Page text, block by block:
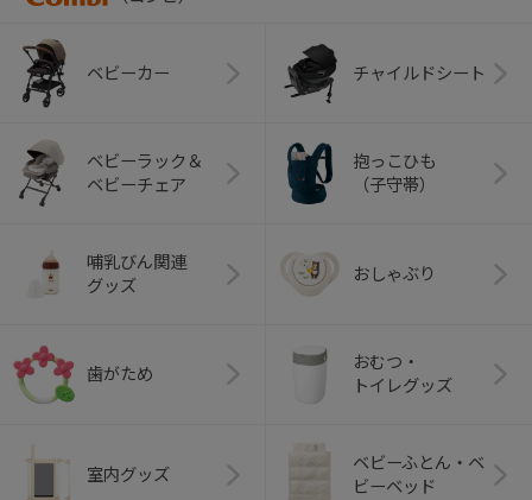
ベビーカー チャイルドシート
ベビーラック＆
ベビーチェア
抱っこひも
（子守帯）
哺乳びん関連
グッズ
おしゃぶり
歯がため
おむつ・
トイレグッズ
室内グッズ
ベビーふとん・ベ
ビーベッド